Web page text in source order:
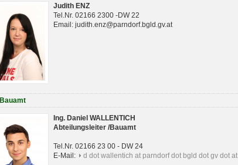
Judith ENZ
Tel.Nr. 02166 2300 -DW 22
Email: judith.enz@parndorf.bgld.gv.at
Bauamt
Ing. Daniel WALLENTICH
Abteilungsleiter /Bauamt
Tel.Nr. 02166 23 00 - DW 24
E-Mail:
d dot wallentich at parndorf dot bgld dot gv dot at